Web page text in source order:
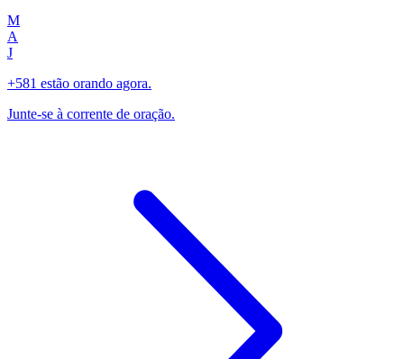
M
A
J
+581 estão orando agora.
Junte-se à corrente de oração.